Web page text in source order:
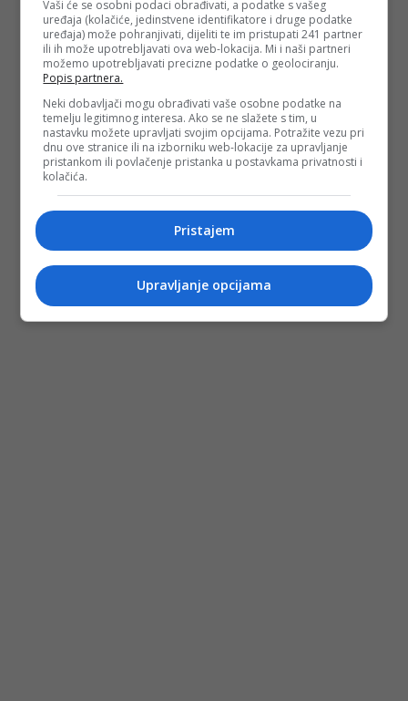
(Biznisinfo.ba/DEPO PORTAL/au)
PODIJELI NA
Depo.bapratite putem društvenih mrežaTwitteriFacebook
Vaši će se osobni podaci obrađivati, a podatke s vašeg
uređaja (kolačiće, jedinstvene identifikatore i druge podatke
uređaja) može pohranjivati, dijeliti te im pristupati 241 partner
ili ih može upotrebljavati ova web-lokacija. Mi i naši partneri
možemo upotrebljavati precizne podatke o geolociranju.
Popis partnera.
Neki dobavljači mogu obrađivati vaše osobne podatke na
temelju legitimnog interesa. Ako se ne slažete s tim, u
nastavku možete upravljati svojim opcijama. Potražite vezu pri
dnu ove stranice ili na izborniku web-lokacije za upravljanje
pristankom ili povlačenje pristanka u postavkama privatnosti i
kolačića.
Pristajem
Upravljanje opcijama